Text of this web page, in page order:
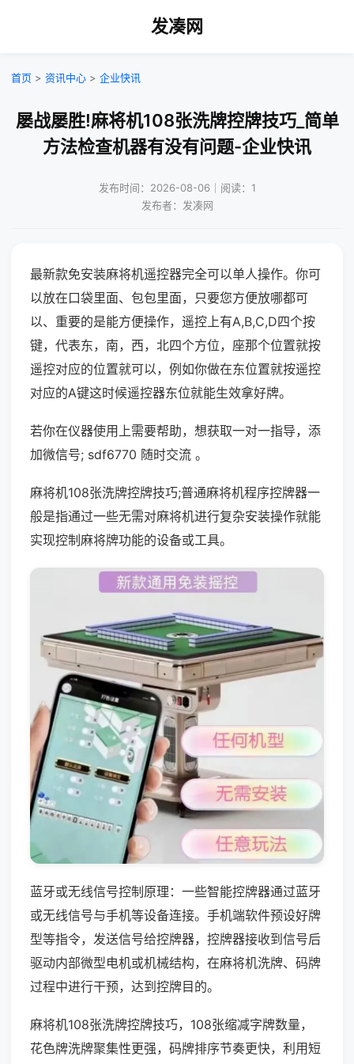
发凑网
首页 > 资讯中心 > 企业快讯
屡战屡胜!麻将机108张洗牌控牌技巧_简单
方法检查机器有没有问题-企业快讯
发布时间：2026-08-06｜阅读：1
发布者：发凑网
最新款免安装麻将机遥控器完全可以单人操作。你可
以放在口袋里面、包包里面，只要您方便放哪都可
以、重要的是能方便操作，遥控上有A,B,C,D四个按
键，代表东，南，西，北四个方位，座那个位置就按
遥控对应的位置就可以，例如你做在东位置就按遥控
对应的A键这时候遥控器东位就能生效拿好牌。
若你在仪器使用上需要帮助，想获取一对一指导，添
加微信号; sdf6770 随时交流 。
麻将机108张洗牌控牌技巧;普通麻将机程序控牌器一
般是指通过一些无需对麻将机进行复杂安装操作就能
实现控制麻将牌功能的设备或工具。
蓝牙或无线信号控制原理：一些智能控牌器通过蓝牙
或无线信号与手机等设备连接。手机端软件预设好牌
型等指令，发送信号给控牌器，控牌器接收到信号后
驱动内部微型电机或机械结构，在麻将机洗牌、码牌
过程中进行干预，达到控牌目的。
麻将机108张洗牌控牌技巧，108张缩减字牌数量，
花色牌洗牌聚集性更强，码牌排序节奏更快，利用短